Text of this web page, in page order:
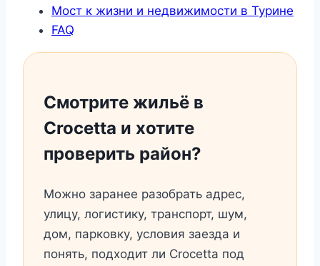
Мост к жизни и недвижимости в Турине
FAQ
Смотрите жильё в
Crocetta и хотите
проверить район?
Можно заранее разобрать адрес,
улицу, логистику, транспорт, шум,
дом, парковку, условия заезда и
понять, подходит ли Crocetta под